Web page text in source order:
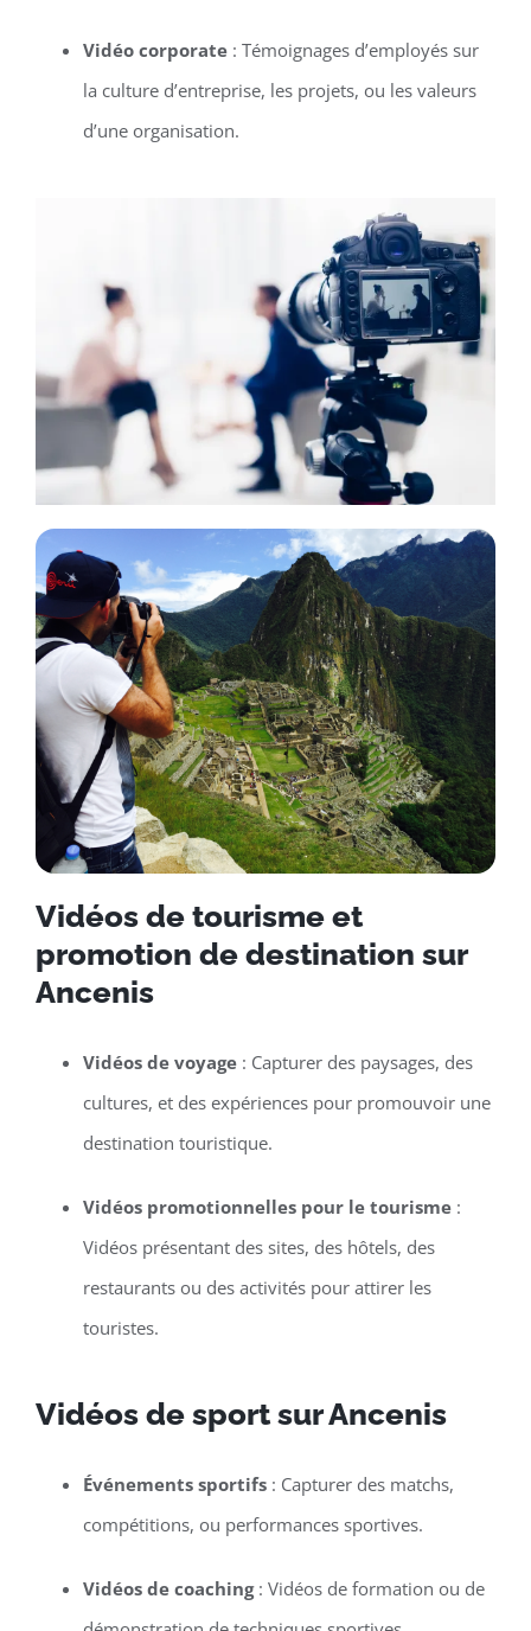
Vidéo corporate: Témoignages d’employés sur
la culture d’entreprise, les projets, ou les valeurs
d’une organisation.
Vidéos de tourisme et
promotion de destination sur
Ancenis
Vidéos de voyage: Capturer des paysages, des
cultures, et des expériences pour promouvoir une
destination touristique.
Vidéos promotionnelles pour le tourisme:
Vidéos présentant des sites, des hôtels, des
restaurants ou des activités pour attirer les
touristes.
Vidéos de sport sur Ancenis
Événements sportifs: Capturer des matchs,
compétitions, ou performances sportives.
Vidéos de coaching: Vidéos de formation ou de